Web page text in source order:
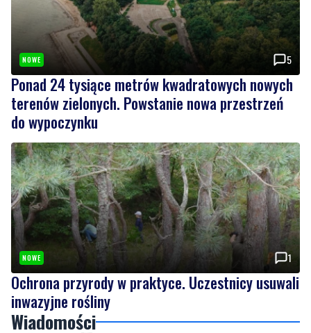
5
Ponad 24 tysiące metrów kwadratowych nowych
terenów zielonych. Powstanie nowa przestrzeń
do wypoczynku
NOWE 1
Ochrona przyrody w praktyce. Uczestnicy usuwali
inwazyjne rośliny
Wiadomości
sobota, 8 sierpnia 2026
Drzewa pod lupą specjalistów. Sprawdzają
ich kondycję i stabilność